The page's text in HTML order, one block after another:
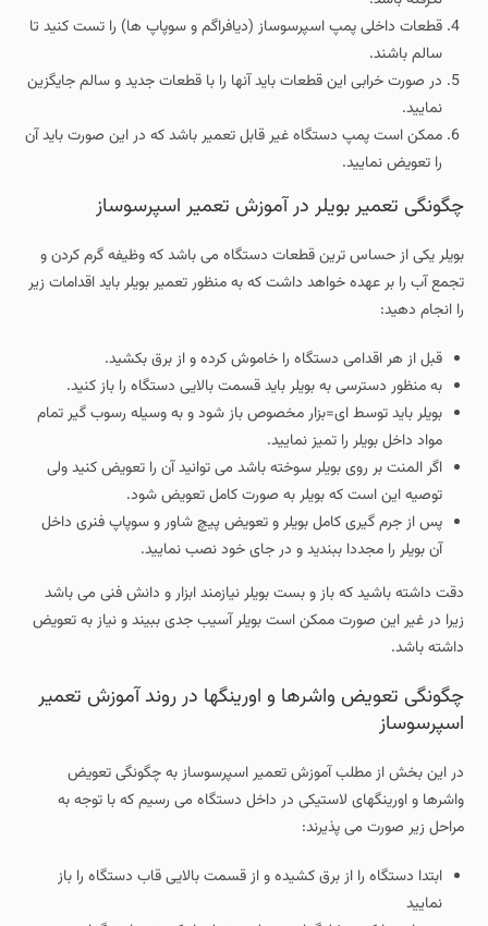
قطعات داخلی پمپ اسپرسوساز (دیافراگم و سوپاپ ها) را تست کنید تا
سالم باشند.
در صورت خرابی این قطعات باید آنها را با قطعات جدید و سالم جایگزین
نمایید.
ممکن است پمپ دستگاه غیر قابل تعمیر باشد که در این صورت باید آن
را تعویض نمایید.
چگونگی تعمیر بویلر در آموزش تعمیر اسپرسوساز
بویلر یکی از حساس ترین قطعات دستگاه می باشد که وظیفه گرم کردن و
تجمع آب را بر عهده خواهد داشت که به منظور تعمیر بویلر باید اقدامات زیر
را انجام دهید:
قبل از هر اقدامی دستگاه را خاموش کرده و از برق بکشید.
به منظور دسترسی به بویلر باید قسمت بالایی دستگاه را باز کنید.
بویلر باید توسط ای=بزار مخصوص باز شود و به وسیله رسوب گیر تمام
مواد داخل بویلر را تمیز نمایید.
اگر المنت بر روی بویلر سوخته باشد می توانید آن را تعویض کنید ولی
توصیه این است که بویلر به صورت کامل تعویض شود.
پس از جرم گیری کامل بویلر و تعویض پیچ شاور و سوپاپ فنری داخل
آن بویلر را مجددا ببندید و در جای خود نصب نمایید.
دقت داشته باشید که باز و بست بویلر نیازمند ابزار و دانش فنی می باشد
زیرا در غیر این صورت ممکن است بویلر آسیب جدی ببیند و نیاز به تعویض
داشته باشد.
چگونگی تعویض واشرها و اورینگها در روند آموزش تعمیر
اسپرسوساز
در این بخش از مطلب آموزش تعمیر اسپرسوساز به چگونگی تعویض
واشرها و اورینگهای لاستیکی در داخل دستگاه می رسیم که با توجه به
مراحل زیر صورت می پذیرند:
ابتدا دستگاه را از برق کشیده و از قسمت بالایی قاب دستگاه را باز
نمایید